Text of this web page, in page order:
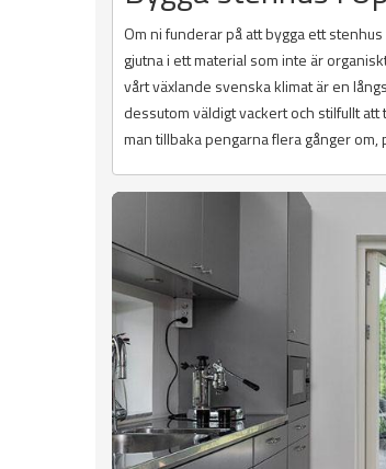
Om ni funderar på att bygga ett
gjutna i ett material som inte är
vårt växlande svenska klimat är en
dessutom väldigt vackert och stilfullt
man tillbaka pengarna flera gånger